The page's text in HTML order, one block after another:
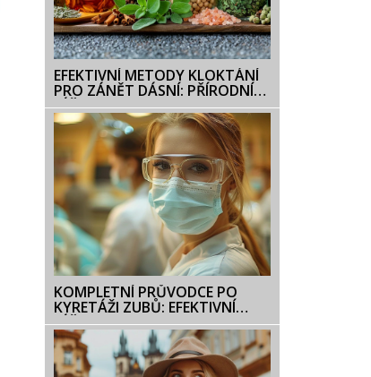
EFEKTIVNÍ METODY KLOKTÁNÍ
PRO ZÁNĚT DÁSNÍ: PŘÍRODNÍ
LÉČBA A PREVENCE
KOMPLETNÍ PRŮVODCE PO
KYRETÁŽI ZUBŮ: EFEKTIVNÍ
LÉČBA PARODONTITIDY